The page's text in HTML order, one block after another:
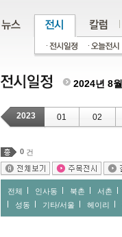
2024년 8월
2023 01 02
0 건
전체 인사동 북촌 서촌
성동
기타/서울 헤이리